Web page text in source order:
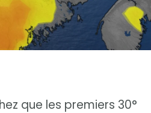
que les premiers 30°